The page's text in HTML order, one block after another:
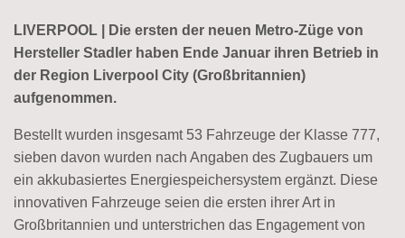
LIVERPOOL | Die ersten der neuen Metro-Züge von
Hersteller Stadler haben Ende Januar ihren Betrieb in
der Region Liverpool City (Großbritannien)
aufgenommen.
Bestellt wurden insgesamt 53 Fahrzeuge der Klasse 777,
sieben davon wurden nach Angaben des Zugbauers um
ein akkubasiertes Energiespeichersystem ergänzt. Diese
innovativen Fahrzeuge seien die ersten ihrer Art in
Großbritannien und unterstrichen das Engagement von